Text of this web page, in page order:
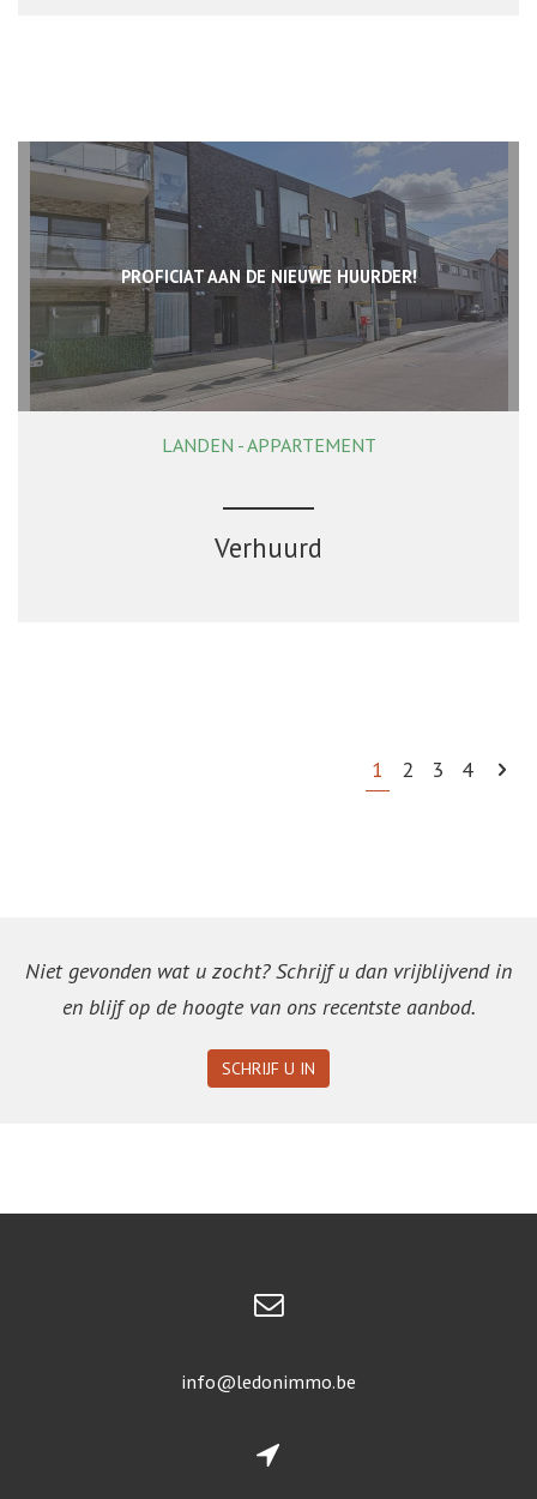
PROFICIAT AAN DE NIEUWE HUURDER!
1 1 Ja
LANDEN - APPARTEMENT
Verhuurd
1 2 3 4
Niet gevonden wat u zocht? Schrijf u dan vrijblijvend in
en blijf op de hoogte van ons recentste aanbod.
SCHRIJF U IN
info@ledonimmo.be